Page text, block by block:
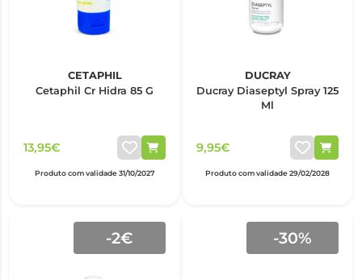
CETAPHIL
Cetaphil Cr Hidra 85 G
13,95€
Produto com validade 31/10/2027
DUCRAY
Ducray Diaseptyl Spray 125
Ml
9,95€
Produto com validade 29/02/2028
-2€ -30%